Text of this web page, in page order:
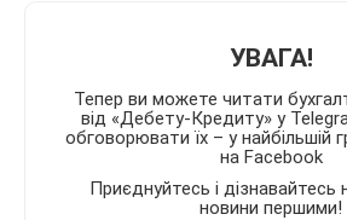
УВАГА!
Тепер ви можете читати
від «Дебету-Кредиту» у
обговорювати їх – у найбільшій
на Facebook
Приєднуйтесь і дізнавайтесь
новини першими!